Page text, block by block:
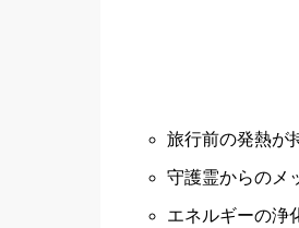
旅行前の発熱が
守護霊からのメ
エネルギーの浄